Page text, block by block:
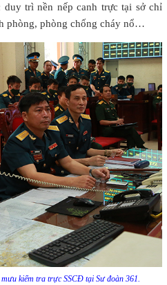
trì nền nếp canh trực tại sở chỉ
phòng, phòng chống cháy nổ…
kiểm tra trực SSCĐ tại Sư đoàn 361.